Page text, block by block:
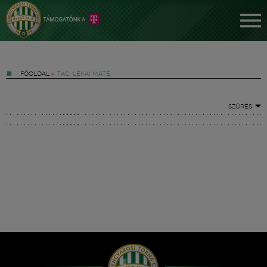
FŐOLDAL » TAG: LÉKAI MÁTÉ
SZŰRÉS
Hírek